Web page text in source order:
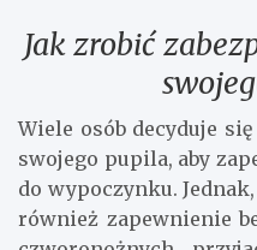
Jak zrobić
Wiele osób decyduje
swojego pupila, aby
do wypoczynku.
również zapewnienie